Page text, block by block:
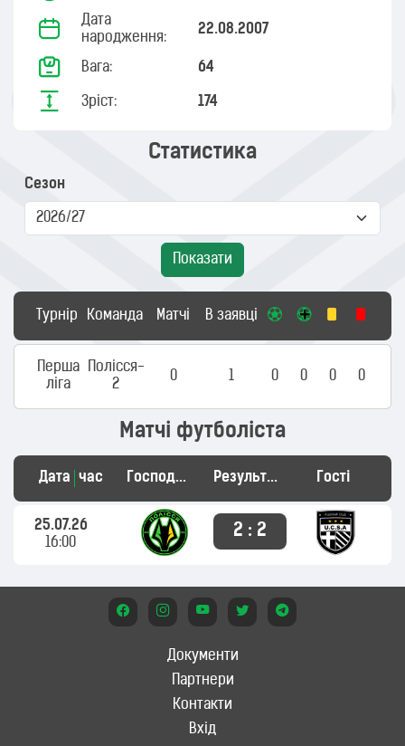
Дата
народження:
22.08.2007
Вага: 64
Зріст: 174
Статистика
Сезон
Показати
Турнір Команда Матчі В заявці
Перша
ліга
Полісся-
2
0 1 0 0 0 0
Матчі футболіста
Дата час Господарі Результат Гості
25.07.26
16:00
2 : 2
Документи
Партнери
Контакти
Вхід